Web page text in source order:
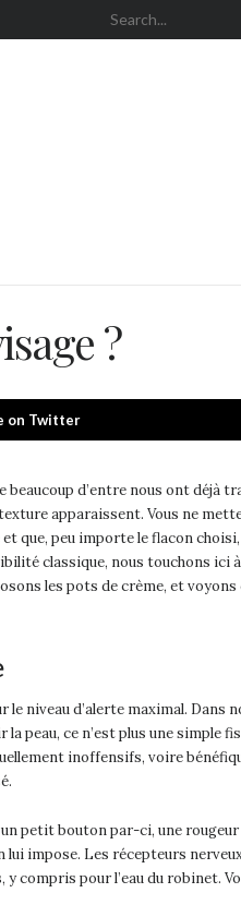
?
on Twitter
d’entre nous ont déjà
apparaissent. Vous ne
que, peu importe le flacon
classique, nous touchons ici
les pots de crème, et
niveau d’alerte maximal. Dans
peau, ce n’est plus une simple
inoffensifs, voire
petit bouton par-ci, une rougeur
impose. Les récepteurs nerveux
compris pour l’eau du robinet.